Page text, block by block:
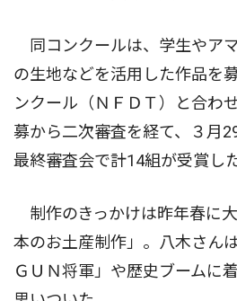
同コンクールは、学生やア
の生地などを活用した作品を
ンクール（ＮＦＤＴ）と合わ
募から二次審査を経て、３月
最終審査会で計14組が受賞した
制作のきっかけは昨年春に
本のお土産制作」。八木さん
ＧＵＮ将軍」や歴史ブームに